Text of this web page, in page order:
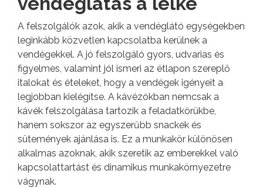
A felszolgálók azok, akik a vendéglátó egységekben
leginkább közvetlen kapcsolatba kerülnek a
vendégekkel. A jó felszolgáló gyors, udvarias és
figyelmes, valamint jól ismeri az étlapon szereplő
italokat és ételeket, hogy a vendégek igényeit a
legjobban kielégítse. A kávézókban nemcsak a
kávék felszolgálása tartozik a feladatkörükbe,
hanem sokszor az egyszerűbb snackek és
sütemények ajánlása is. Ez a munkakör különösen
alkalmas azoknak, akik szeretik az emberekkel való
kapcsolattartást és dinamikus munkakörnyezetre
vágynak.